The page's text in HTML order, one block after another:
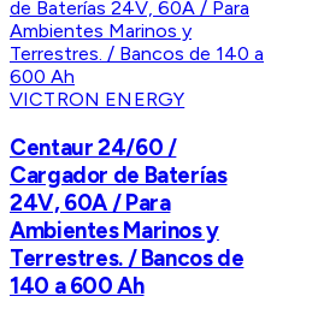
VICTRON ENERGY
Centaur 24/60 /
Cargador de Baterías
24V, 60A / Para
Ambientes Marinos y
Terrestres. / Bancos de
140 a 600 Ah